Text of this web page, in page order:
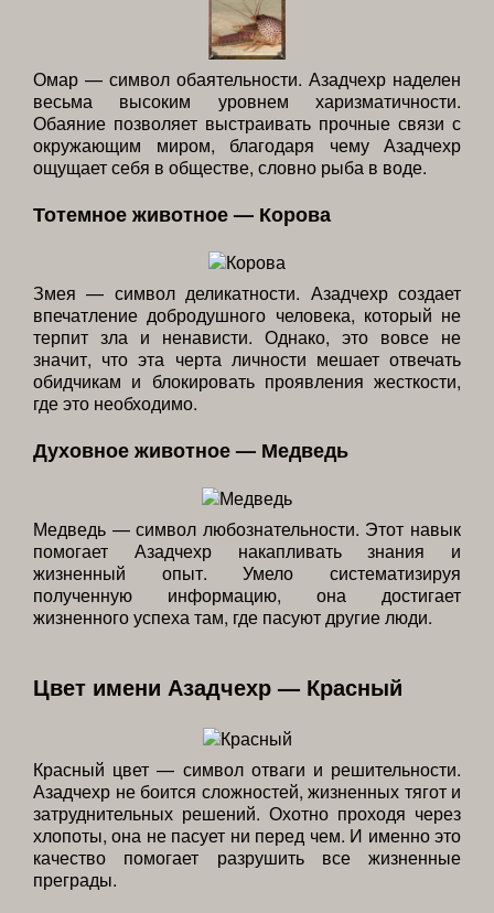
Омар — символ обаятельности. Азадчехр наделен
весьма высоким уровнем харизматичности.
Обаяние позволяет выстраивать прочные связи с
окружающим миром, благодаря чему Азадчехр
ощущает себя в обществе, словно рыба в воде.
Тотемное животное — Корова
Змея — символ деликатности. Азадчехр создает
впечатление добродушного человека, который не
терпит зла и ненависти. Однако, это вовсе не
значит, что эта черта личности мешает отвечать
обидчикам и блокировать проявления жесткости,
где это необходимо.
Духовное животное — Медведь
Медведь — символ любознательности. Этот навык
помогает Азадчехр накапливать знания и
жизненный опыт. Умело систематизируя
полученную информацию, она достигает
жизненного успеха там, где пасуют другие люди.
Цвет имени Азадчехр — Красный
Красный цвет — символ отваги и решительности.
Азадчехр не боится сложностей, жизненных тягот и
затруднительных решений. Охотно проходя через
хлопоты, она не пасует ни перед чем. И именно это
качество помогает разрушить все жизненные
преграды.